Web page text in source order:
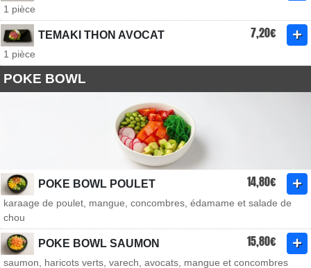
1 pièce
TEMAKI THON AVOCAT 7,20€
1 pièce
POKE BOWL
POKE BOWL POULET 14,80€
karaage de poulet, mangue, concombres, édamame et salade de
chou
POKE BOWL SAUMON 15,80€
saumon, haricots verts, varech, avocats, mangue et concombres